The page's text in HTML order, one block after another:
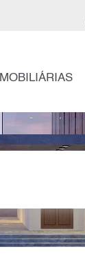
IMOBILIÁRIAS